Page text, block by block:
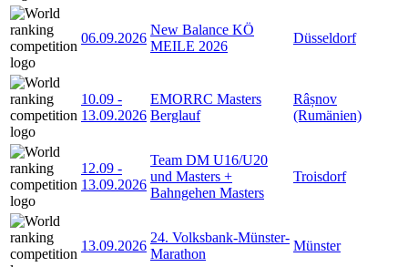
06.09.2026
New Balance KÖ
MEILE 2026
Düsseldorf
10.09 -
13.09.2026
EMORRC Masters
Berglauf
Râșnov
(Rumänien)
12.09 -
13.09.2026
Team DM U16/U20
und Masters +
Bahngehen Masters
Troisdorf
13.09.2026
24. Volksbank-Münster-
Marathon
Münster